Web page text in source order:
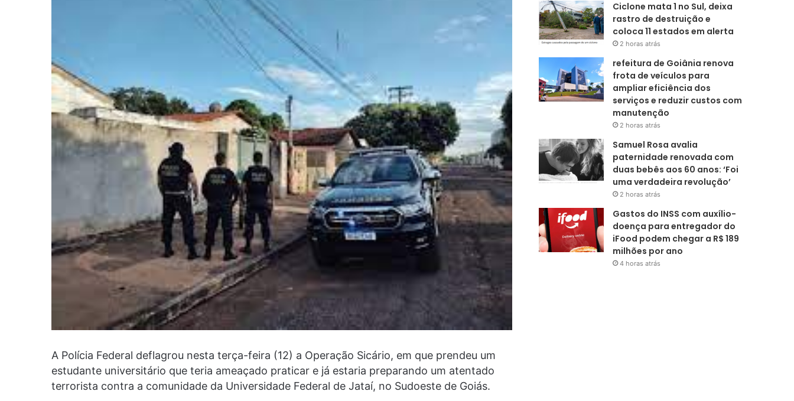
A Polícia Federal deflagrou nesta terça-feira (12) a Operação Sicário, em que prendeu um
estudante universitário que teria ameaçado praticar e já estaria preparando um atentado
terrorista contra a comunidade da Universidade Federal de Jataí, no Sudoeste de Goiás.
Ciclone mata 1 no Sul, deixa
rastro de destruição e
coloca 11 estados em alerta
2 horas atrás
refeitura de Goiânia renova
frota de veículos para
ampliar eficiência dos
serviços e reduzir custos com
manutenção
2 horas atrás
Samuel Rosa avalia
paternidade renovada com
duas bebês aos 60 anos: ‘Foi
uma verdadeira revolução’
2 horas atrás
Gastos do INSS com auxílio-
doença para entregador do
iFood podem chegar a R$ 189
milhões por ano
4 horas atrás